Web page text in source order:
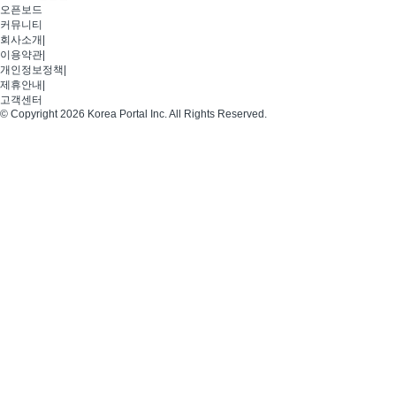
오픈보드
커뮤니티
회사소개
이용약관
개인정보정책
제휴안내
고객센터
© Copyright 2026 Korea Portal Inc. All Rights Reserved.